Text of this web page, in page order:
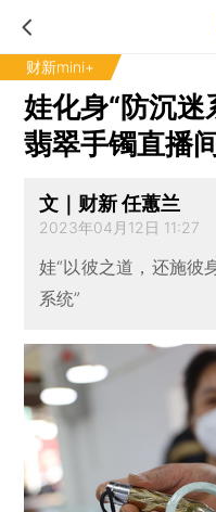
财新mini+
娃化身“防沉
翡翠手镯直播
文｜财新 任蕙兰
2023年04月12日 11:27
娃“以彼之道，还施彼
系统”